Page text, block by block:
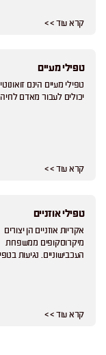
קרא עוד > >
טפילי מעיים
טפילי מעיים הינם
יכולים לעבור מאדם
קרא עוד > >
טפילי אוזניים
אקריות אוזניים הן יצורים
מיקרוסקופים ממשפחת
העכבישוניים. נגיעות
קרא עוד > >